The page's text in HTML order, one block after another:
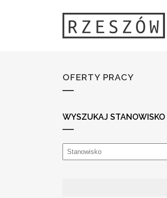
OFERTY PRACY
WYSZUKAJ STANOWISKO